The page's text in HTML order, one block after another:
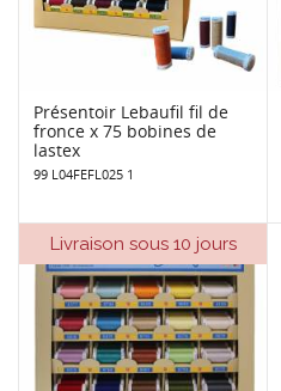
Présentoir Lebaufil fil de
fronce x 75 bobines de
lastex
99 L04FEFL025 1
Livraison sous 10 jours